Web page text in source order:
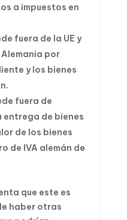
a impuestos en
fuera de la UE y
por
y los bienes
fuera de
entrega de bienes
de los bienes
de IVA alemán de
que este es
haber otras